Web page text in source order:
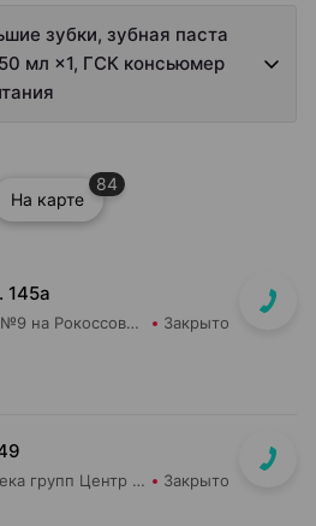
зубки, зубная паста
мл ×1, ГСК консьюмер
На карте
84
145а
ФармОстров ООО Аптека №9 на Рокоссовского Закрыто
Добрыя леки-Эканом Аптека групп Центр ООО Аптека №24 Закрыто